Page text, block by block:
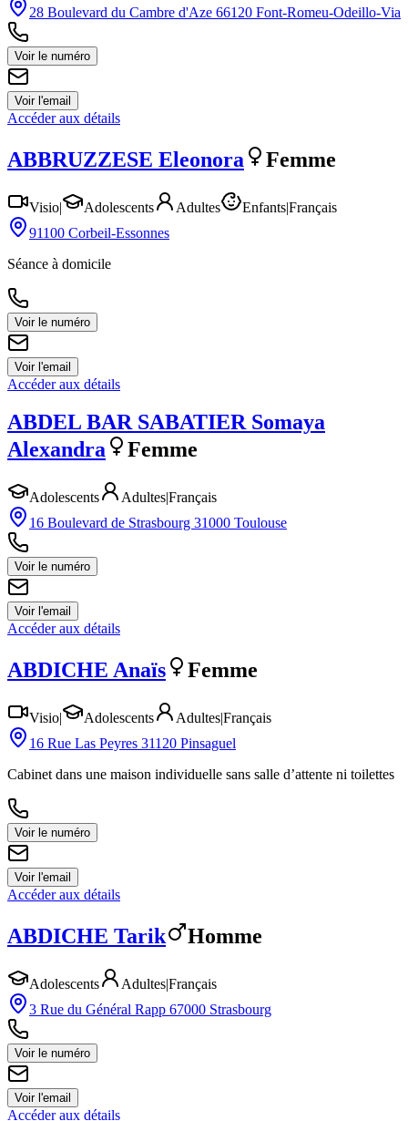
28 Boulevard du Cambre d'Aze 66120 Font-Romeu-Odeillo-Via
Voir le numéro
Voir l'email
Accéder aux détails
ABBRUZZESE Eleonora Femme
Visio| Adolescents Adultes Enfants|Français
91100 Corbeil-Essonnes
Séance à domicile
Voir le numéro
Voir l'email
Accéder aux détails
ABDEL BAR SABATIER Somaya
Alexandra
Femme
Adolescents Adultes|Français
16 Boulevard de Strasbourg 31000 Toulouse
Voir le numéro
Voir l'email
Accéder aux détails
ABDICHE Anaïs Femme
Visio| Adolescents Adultes|Français
16 Rue Las Peyres 31120 Pinsaguel
Cabinet dans une maison individuelle sans salle d’attente ni toilettes
Voir le numéro
Voir l'email
Accéder aux détails
ABDICHE Tarik Homme
Adolescents Adultes|Français
3 Rue du Général Rapp 67000 Strasbourg
Voir le numéro
Voir l'email
Accéder aux détails